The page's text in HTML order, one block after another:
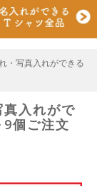
・写真入れができる
入れがで
個ご注文